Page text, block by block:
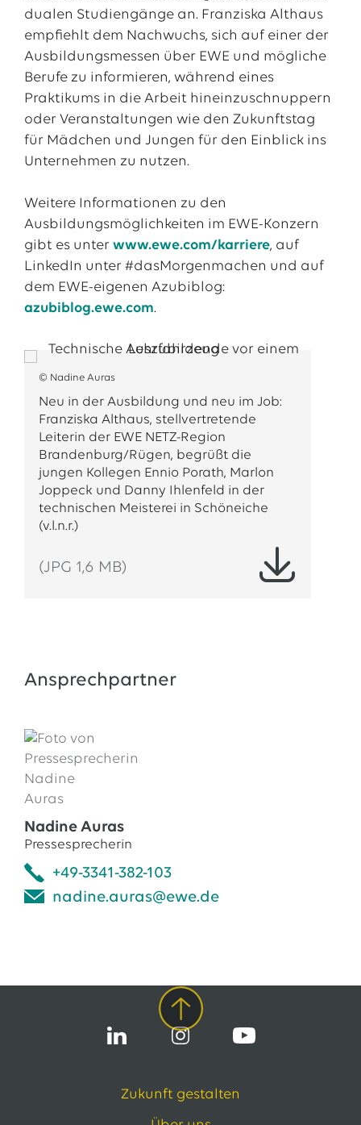
dualen Studiengänge an. Franziska Althaus
empfiehlt dem Nachwuchs, sich auf einer der
Ausbildungsmessen über EWE und mögliche
Berufe zu informieren, während eines
Praktikums in die Arbeit hineinzuschnuppern
oder Veranstaltungen wie den Zukunftstag
für Mädchen und Jungen für den Einblick ins
Unternehmen zu nutzen.
Weitere Informationen zu den
Ausbildungsmöglichkeiten im EWE-Konzern
gibt es unter www.ewe.com/karriere, auf
LinkedIn unter #dasMorgenmachen und auf
dem EWE-eigenen Azubiblog:
azubiblog.ewe.com.
© Nadine Auras
Neu in der Ausbildung und neu im Job:
Franziska Althaus, stellvertretende
Leiterin der EWE NETZ-Region
Brandenburg/Rügen, begrüßt die
jungen Kollegen Ennio Porath, Marlon
Joppeck und Danny Ihlenfeld in der
technischen Meisterei in Schöneiche
(v.l.n.r.)
(JPG 1,6 MB)
Ansprechpartner
Nadine Auras
Pressesprecherin
+49-3341-382-103
nadine.auras@ewe.de
Zukunft gestalten